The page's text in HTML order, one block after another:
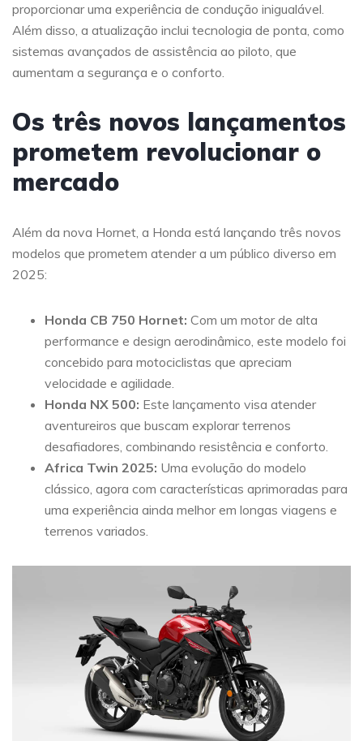
proporcionar uma experiência de condução inigualável.
Além disso, a atualização inclui tecnologia de ponta, como
sistemas avançados de assistência ao piloto, que
aumentam a segurança e o conforto.
Os três novos lançamentos
prometem revolucionar o
mercado
Além da nova Hornet, a Honda está lançando três novos
modelos que prometem atender a um público diverso em
2025:
Honda CB 750 Hornet: Com um motor de alta
performance e design aerodinâmico, este modelo foi
concebido para motociclistas que apreciam
velocidade e agilidade.
Honda NX 500: Este lançamento visa atender
aventureiros que buscam explorar terrenos
desafiadores, combinando resistência e conforto.
Africa Twin 2025: Uma evolução do modelo
clássico, agora com características aprimoradas para
uma experiência ainda melhor em longas viagens e
terrenos variados.